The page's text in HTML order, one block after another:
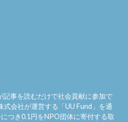
記事を読むだけで社会貢献に参加で
式会社が運営する「UU Fund 」を通
つき0.1円をNPO団体に寄付する取